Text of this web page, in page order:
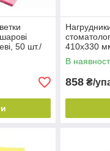
50 шт./
410х330
шт./уп.
В
858 ₴/